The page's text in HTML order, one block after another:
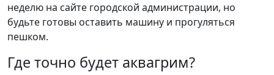
неделю на сайте городской администрации, но
будьте готовы оставить машину и прогуляться
пешком.
Где точно будет аквагрим?